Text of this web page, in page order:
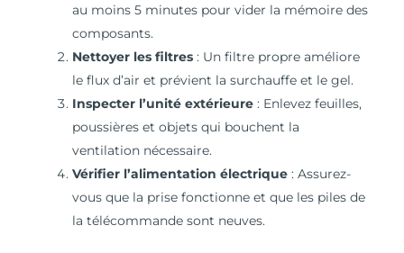
au moins 5 minutes pour vider la mémoire des
composants.
Nettoyer les filtres: Un filtre propre améliore
le flux d’air et prévient la surchauffe et le gel.
Inspecter l’unité extérieure: Enlevez feuilles,
poussières et objets qui bouchent la
ventilation nécessaire.
Vérifier l’alimentation électrique: Assurez-
vous que la prise fonctionne et que les piles de
la télécommande sont neuves.